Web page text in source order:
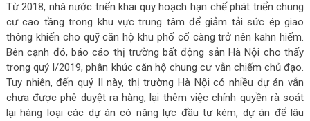
Từ 2018, nhà nước triển khai quy hoạch hạn chế phát triển chung
cư cao tầng trong khu vực trung tâm để giảm tải sức ép giao
thông khiến cho quỹ căn hộ khu phố cổ càng trở nên kahn hiếm.
Bên cạnh đó, báo cáo thị trường bất động sản Hà Nội cho thấy
trong quý I/2019, phân khúc căn hộ chung cư vẫn chiếm chủ đạo.
Tuy nhiên, đến quý II này, thị trường Hà Nội có nhiều dự án vẫn
chưa được phê duyệt ra hàng, lại thêm việc chính quyền rà soát
lại hàng loại các dự án có năng lực đầu tư kém, dự án để lâu